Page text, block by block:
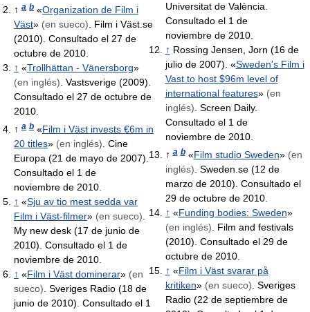
↑ a b «Organization de Film i
Väst» (en sueco). Film i Väst.se
(2010). Consultado el 27 de
octubre de 2010.
↑ «Trollhättan - Vänersborg»
(en inglés). Vastsverige (2009).
Consultado el 27 de octubre de
2010.
↑ a b «Film i Väst invests €6m in
20 titles» (en inglés). Cine
Europa (21 de mayo de 2007).
Consultado el 1 de
noviembre de 2010.
↑ «Sju av tio mest sedda var
Film i Väst-filmer» (en sueco).
My new desk (17 de junio de
2010). Consultado el 1 de
noviembre de 2010.
↑ «Film i Väst dominerar» (en
sueco). Sveriges Radio (18 de
junio de 2010). Consultado el 1
Universitat de València.
Consultado el 1 de
noviembre de 2010.
↑ Rossing Jensen, Jorn (16 de
julio de 2007). «Sweden's Film i
Vast to host $96m level of
international features» (en
inglés). Screen Daily.
Consultado el 1 de
noviembre de 2010.
↑a b«Film studio Sweden» (en
inglés). Sweden.se (12 de
marzo de 2010). Consultado el
29 de octubre de 2010.
↑ «Funding bodies: Sweden»
(en inglés). Film and festivals
(2010). Consultado el 29 de
octubre de 2010.
↑ «Film i Väst svarar på
kritiken» (en sueco). Sveriges
Radio (22 de septiembre de